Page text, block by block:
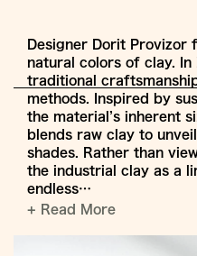
Designer Dorit Provizor
natural colors of clay.
traditional
methods. Inspired by
the material’s inherent
blends raw clay to
shades. Rather than
the industrial clay as a
endless…
+ Read More